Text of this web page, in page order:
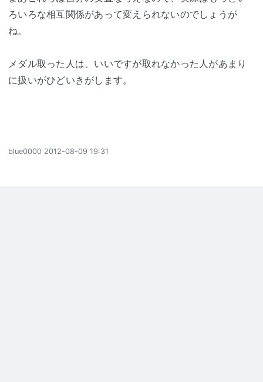
ろいろな相互関係があって変えられないのでしょうが
ね。
メダル取った人は、いいですが取れなかった人があまり
に扱いがひどいきがします。
blue0000 2012-08-09 19:31